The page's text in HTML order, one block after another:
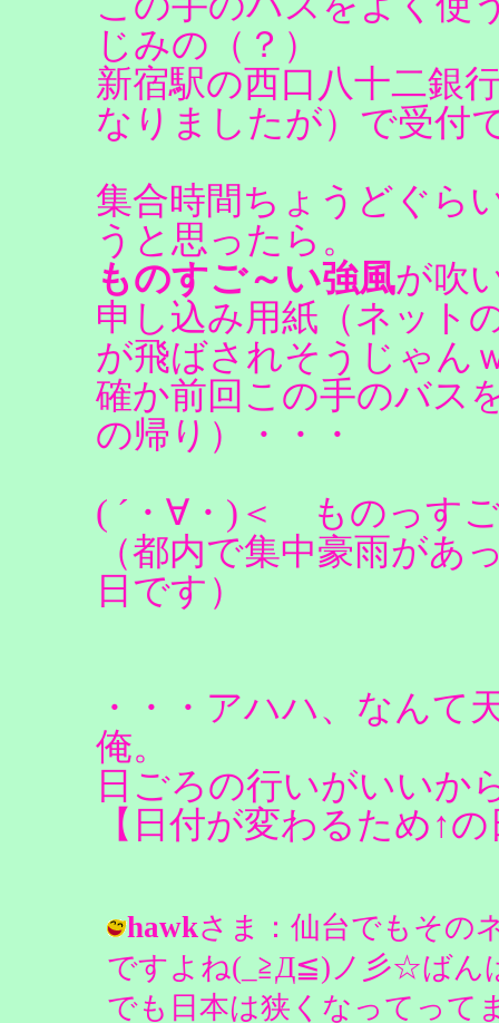
じみの（？）
新宿駅の西口八十二銀
なりましたが）で受付
集合時間ちょうどぐら
うと思ったら。
ものすご～い強風が吹
申し込み用紙（ネット
が飛ばされそうじゃん
確か前回この手のバス
の帰り）・・・
( ´・∀・)＜ ものっす
（都内で集中豪雨があ
日です）
・・・アハハ、なんて
俺。
日ごろの行いがいいか
【日付が変わるため↑
hawkさま：仙台でもその
ですよね(_≧Д≦)ノ彡☆ばん
でも日本は狭くなってっ